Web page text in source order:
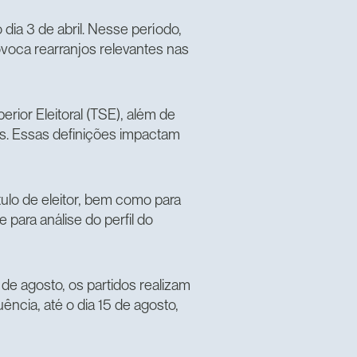
3 de abril. Nesse período,
rearranjos relevantes nas
Eleitoral (TSE), além de
Essas definições impactam
de eleitor, bem como para
para análise do perfil do
agosto, os partidos realizam
até o dia 15 de agosto,